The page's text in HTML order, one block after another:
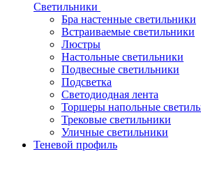
Светильники
Бра настенные светильники
Встраиваемые светильники
Люстры
Настольные светильники
Подвесные светильники
Подсветка
Светодиодная лента
Торшеры напольные
Трековые светильники
Уличные светильники
Теневой профиль